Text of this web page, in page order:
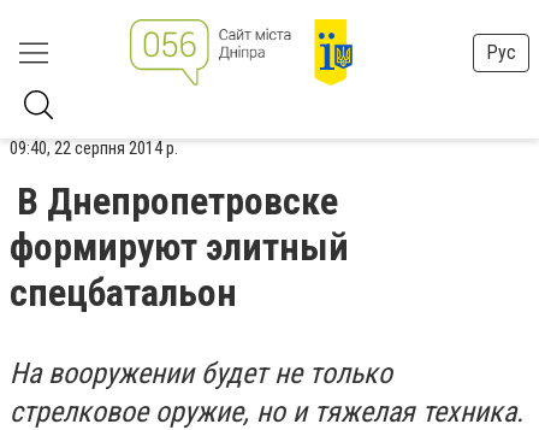
Рус
09:40, 22 серпня 2014 р.
В Днепропетровске
формируют элитный
спецбатальон
На вооружении будет не только
стрелковое оружие, но и тяжелая техника.